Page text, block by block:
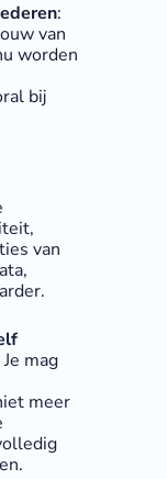
:
van
worden
bij
van
Je mag
meer